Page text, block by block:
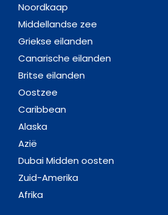
Noordkaap
Middellandse zee
Griekse eilanden
Canarische eilanden
Britse eilanden
Oostzee
Caribbean
Alaska
Azië
Dubai Midden oosten
Zuid-Amerika
Afrika